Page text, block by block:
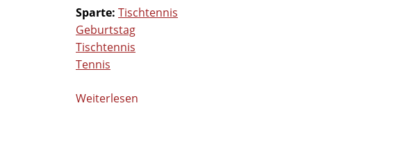
Sparte: Tischtennis
Geburtstag
Tischtennis
Tennis
Weiterlesen